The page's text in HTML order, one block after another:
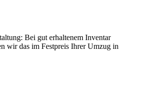
Bei gut erhaltenem Inventar
wir das im Festpreis Ihrer Umzug in